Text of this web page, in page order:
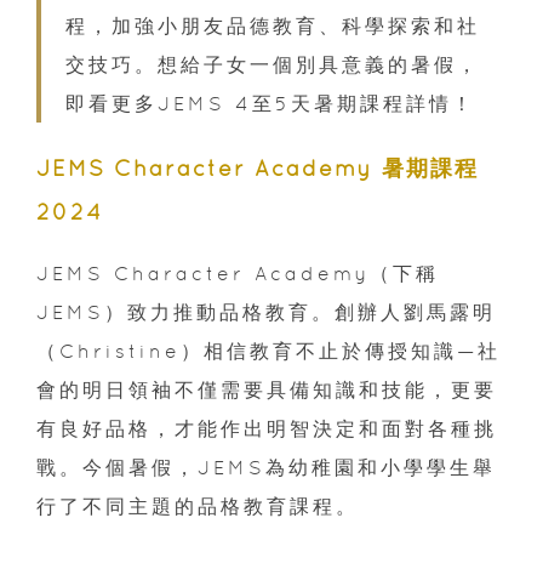
程，加強小朋友品德教育、科學探索和社
交技巧。想給子女一個別具意義的暑假，
即看更多JEMS 4至5天暑期課程詳情！
JEMS Character Academy 暑期課程
2024
JEMS Character Academy（下稱
JEMS）致力推動品格教育。創辦人劉馬露明
（Christine）相信教育不止於傳授知識—社
會的明日領袖不僅需要具備知識和技能，更要
有良好品格，才能作出明智決定和面對各種挑
戰。今個暑假，JEMS為幼稚園和小學學生舉
行了不同主題的品格教育課程。